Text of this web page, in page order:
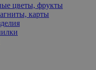
цветы, фрукты
карты